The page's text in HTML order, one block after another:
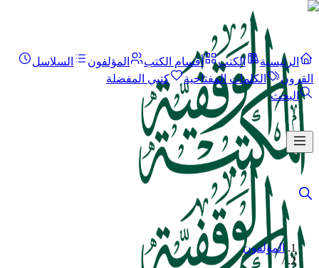
الرئيسية الكتب أقسام الكتب المؤلفون
السلاسل
القرون
الكلمات المفتاحية
كتبي المفضلة
البحث
المؤلفون
/